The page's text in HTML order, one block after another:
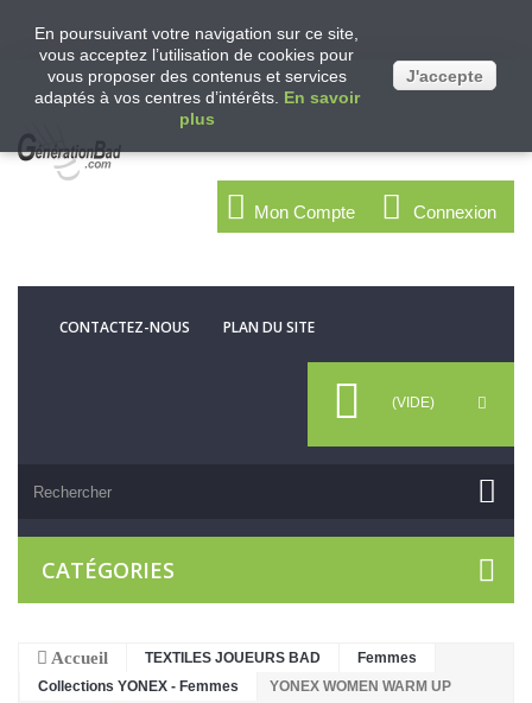
Connexion
Mon Compte
CONTACTEZ-NOUS PLAN DU SITE
(VIDE)
CATÉGORIES
Accueil TEXTILES JOUEURS BAD
Femmes
Collections YONEX - Femmes
YONEX WOMEN WARM UP
En poursuivant votre navigation sur ce site,
vous acceptez l’utilisation de cookies pour
vous proposer des contenus et services
adaptés à vos centres d’intérêts. En savoir
plus
J'accepte